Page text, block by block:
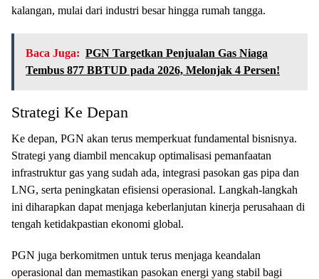
kalangan, mulai dari industri besar hingga rumah tangga.
Baca Juga: PGN Targetkan Penjualan Gas Niaga
Tembus 877 BBTUD pada 2026, Melonjak 4 Persen!
Strategi Ke Depan
Ke depan, PGN akan terus memperkuat fundamental bisnisnya.
Strategi yang diambil mencakup optimalisasi pemanfaatan
infrastruktur gas yang sudah ada, integrasi pasokan gas pipa dan
LNG, serta peningkatan efisiensi operasional. Langkah-langkah
ini diharapkan dapat menjaga keberlanjutan kinerja perusahaan di
tengah ketidakpastian ekonomi global.
PGN juga berkomitmen untuk terus menjaga keandalan
operasional dan memastikan pasokan energi yang stabil bagi